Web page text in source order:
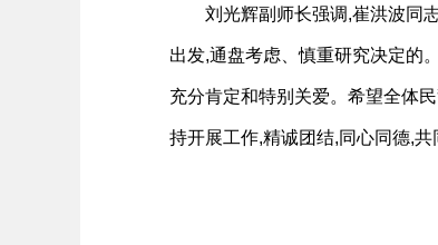
刘光辉副师长强调,崔洪波同
出发,通盘考虑、慎重研究决定的
充分肯定和特别关爱。希望全体
持开展工作,精诚团结,同心同德,共